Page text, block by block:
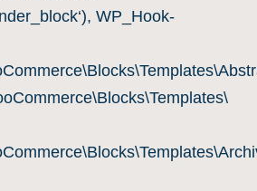
WP_Hook-